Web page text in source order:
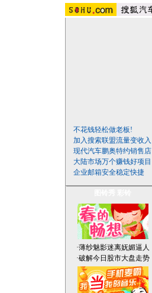
不花钱轻松做老板!
加入搜索联盟流量变收入
现代汽车鹏奥特约销售店
大陆市场万个赚钱好项目
企业邮箱安全稳定快捷
·薄纱魅影迷离妩媚逼人
·破解今日股市大盘走势